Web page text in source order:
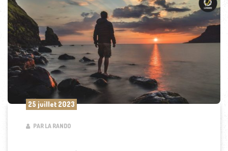
25 juillet 2023
PAR LA RANDO